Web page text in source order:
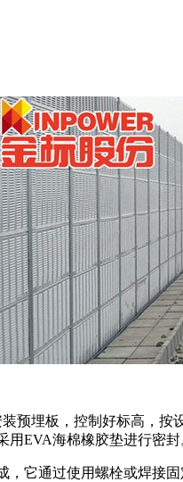
预埋板，控制好标高，
EVA海棉橡胶垫进行密
它通过使用螺栓或焊接